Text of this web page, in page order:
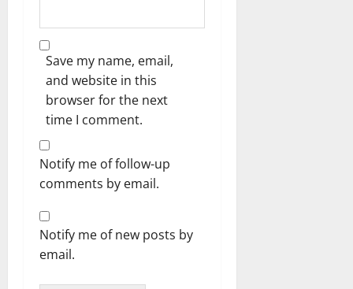
Save my name, email,
and website in this
browser for the next
time I comment.
Notify me of follow-up
comments by email.
Notify me of new posts by
email.